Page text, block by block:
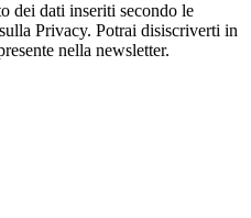
dei dati inseriti secondo le
Privacy. Potrai disiscriverti in
nella newsletter.